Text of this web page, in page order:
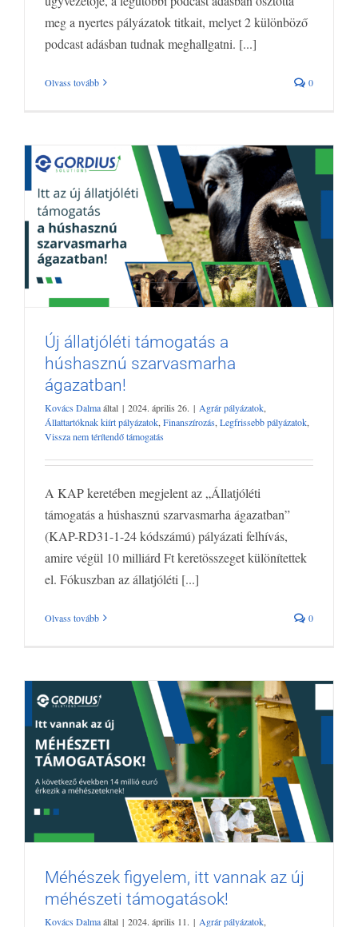
meg a nyertes pályázatok titkait, melyet 2 különböző
podcast adásban tudnak meghallgatni. [...]
Olvass tovább 0
Új állatjóléti támogatás a húshasznú
szarvasmarha ágazatban!
Agrár pályázatok Állattartóknak kiírt pályázatok Finanszírozás
Legfrissebb pályázatok Vissza nem térítendő támogatás
Új állatjóléti támogatás a
húshasznú szarvasmarha
ágazatban!
Kovács Dalmaáltal | 2024. április 26. | Agrár pályázatok
Állattartóknak kiírt pályázatok Finanszírozás Legfrissebb pályázatok
Vissza nem térítendő támogatás
A KAP keretében megjelent az „Állatjóléti
támogatás a húshasznú szarvasmarha ágazatban”
(KAP-RD31-1-24 kódszámú) pályázati felhívás,
amire végül 10 milliárd Ft keretösszeget különítettek
el. Fókuszban az állatjóléti [...]
Olvass tovább 0
Méhészek figyelem, itt vannak az új
méhészeti támogatások!
Méhészek figyelem, itt vannak az új
méhészeti támogatások!
Kovács Dalmaáltal | 2024. április 11. | Agrár pályázatok